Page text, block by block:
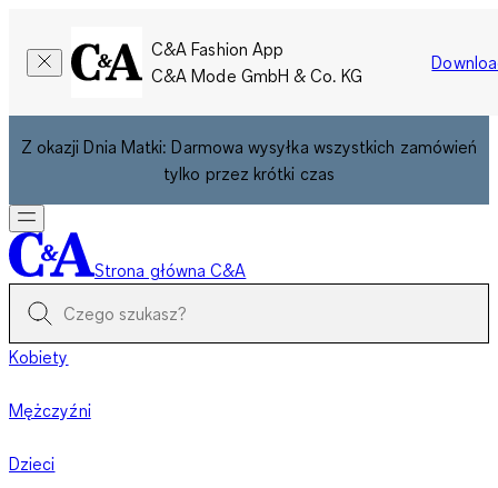
C&A Fashion App
C&A Mode GmbH & Co. KG
Z okazji Dnia Matki: Darmowa wysyłka wszystkich zamówień
tylko przez krótki czas
Strona główna C&A
Kobiety
Mężczyźni
Dzieci